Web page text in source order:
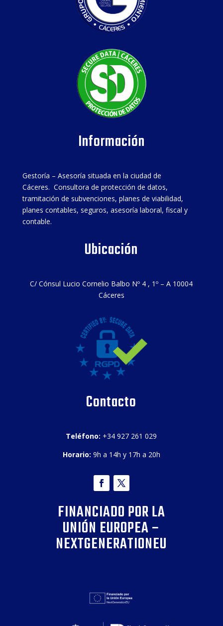
Información
Gestoría – Asesoría situada en la ciudad de
Cáceres. Consultora de protección de datos,
tramitación de subvenciones, planes de viabilidad,
planes contables, seguros, asesoría laboral, fiscal y
contable.
Ubicación
C/ Cónsul Lucio Cornelio Balbo Nº 4 , 1º – A 10004
Cáceres
Contacto
Teléfono: +34 927 261 029
Horario: 9h a 14h y 17h a 20h
FINANCIADO POR LA
UNIÓN EUROPEA –
NEXTGENERATIONEU